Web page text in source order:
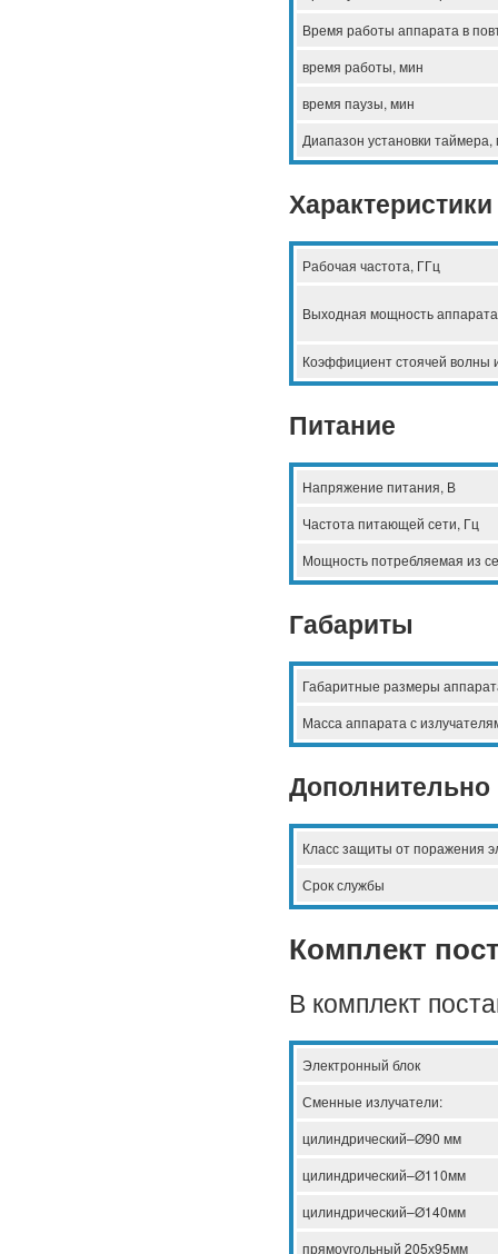
Время работы аппарата в
время работы, мин
время паузы, мин
Диапазон установки таймера,
Рабочая частота, ГГц
Выходная мощность
Коэффициент стоячей волны
Питание
Напряжение питания, В
Частота питающей сети, Гц
Мощность потребляемая из
Габариты
Габаритные размеры
Масса аппарата с
Дополнительно
Класс защиты от поражения
Срок службы
Комплект
В комплект
Электронный блок
Сменные излучатели:
цилиндрический–Ø90 мм
цилиндрический–Ø110мм
цилиндрический–Ø140мм
прямоугольный 205х95мм